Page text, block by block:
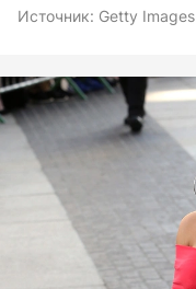
Источник: Getty Images